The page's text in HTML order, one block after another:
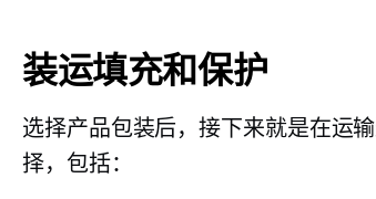
装运填充和保护
选择产品包装后，接下来就是在运
择，包括：